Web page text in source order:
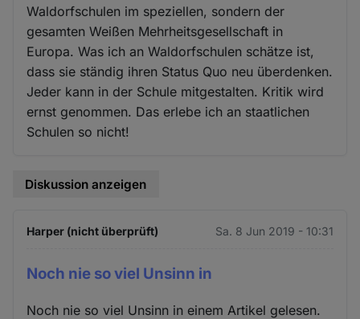
Waldorfschulen im speziellen, sondern der
gesamten Weißen Mehrheitsgesellschaft in
Europa. Was ich an Waldorfschulen schätze ist,
dass sie ständig ihren Status Quo neu überdenken.
Jeder kann in der Schule mitgestalten. Kritik wird
ernst genommen. Das erlebe ich an staatlichen
Schulen so nicht!
Diskussion anzeigen
Harper (nicht überprüft) Sa. 8 Jun 2019 - 10:31
Noch nie so viel Unsinn in
Noch nie so viel Unsinn in einem Artikel gelesen.